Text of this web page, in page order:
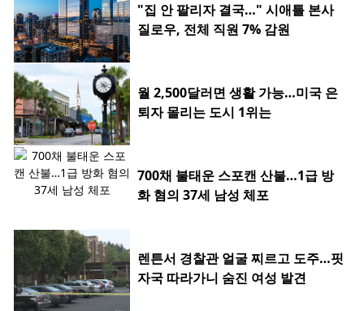
"집 안 팔리자 결국…" 시애틀 본사
질로우, 전체 직원 7% 감원
월 2,500달러면 생활 가능…미국 은
퇴자 몰리는 도시 1위는
700채 불태운 스포캔 산불…1급 방
화 혐의 37세 남성 체포
렌튼서 경찰관 얼굴 찌르고 도주…핏
자국 따라가니 숨진 여성 발견